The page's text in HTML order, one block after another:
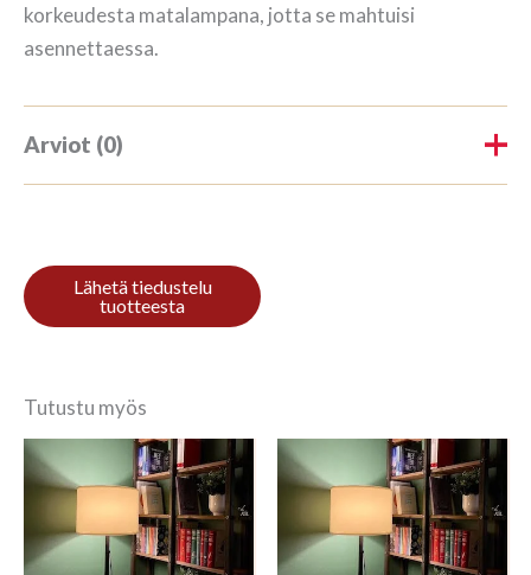
korkeudesta matalampana, jotta se mahtuisi
asennettaessa.
Arviot (0)
Kirjoita ensimmäinen arvio
Sinun on
kirjoittaa arvioinnin.
Tutustu myös